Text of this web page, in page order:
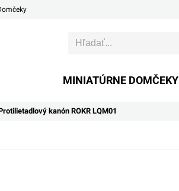
kanón ROKR LQM01
MINIATÚRNE DOMČEKY